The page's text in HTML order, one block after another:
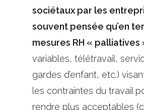
sociétaux par les
souvent pensée qu’en
mesures RH « palliatives
variables, télétravail,
gardes d’enfant, etc.)
les contraintes du travail
rendre plus acceptables